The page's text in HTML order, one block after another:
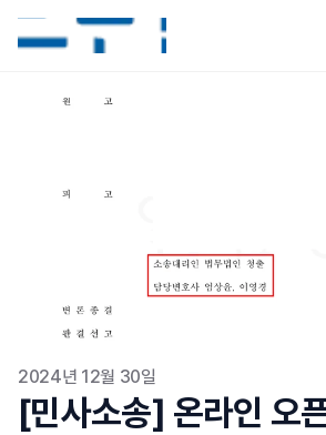
2024년 12월 30일
[민사소송] 온라인 오